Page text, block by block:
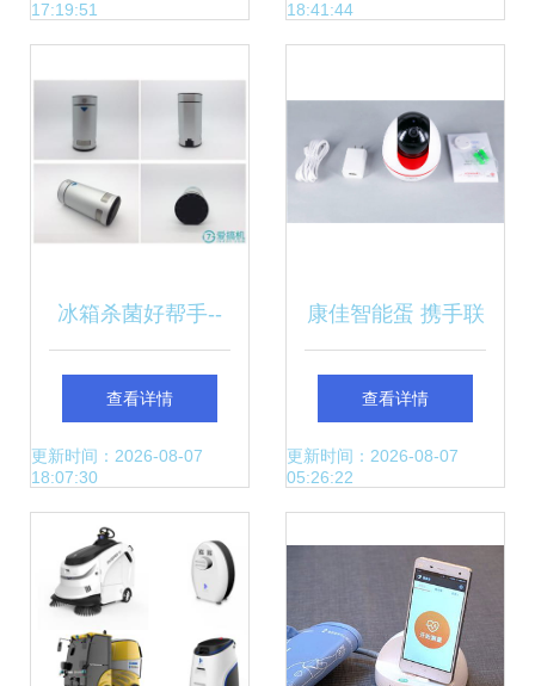
库智能设备配件
17:19:51
18:41:44
冰箱杀菌好帮手--
wokesmart智能冰
箱宝全体验!
查看详情
更新时间：2026-08-07
18:07:30
康佳智能蛋 携手联
通助力智能家居家
庭安防与设备配件
查看详情
更新时间：2026-08-07
05:26:22